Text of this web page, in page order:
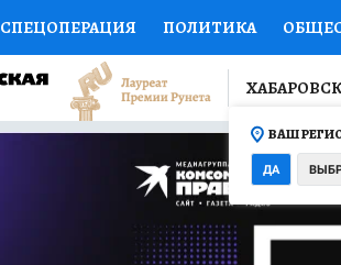
СПЕЦОПЕРАЦИЯ ПОЛИТИКА
НАУКА СПОРТ КОЛУМНИСТЫ
ДОКТОР ФИНАНСЫ
ПРОГНОЗЫ НА СПОРТ ПРОМОКОДЫ
ТЕЛЕВИЗОР
ХАБАРОВСК
ВАШ
ДА